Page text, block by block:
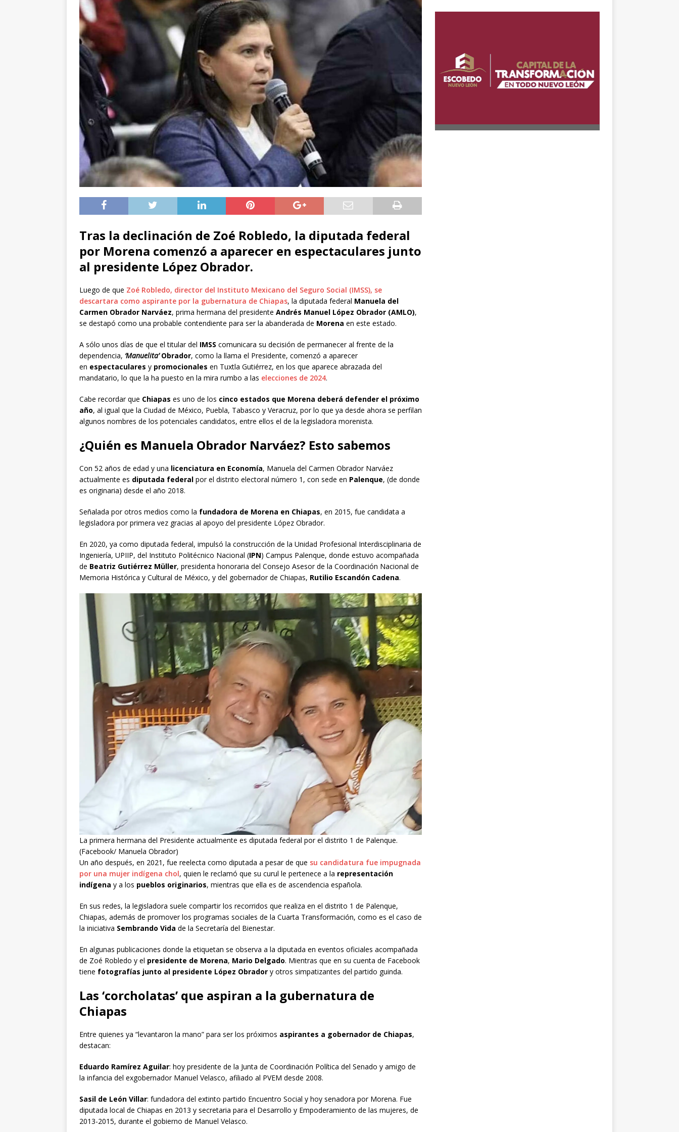
Tras la declinación de Zoé Robledo, la diputada federal
por Morena comenzó a aparecer en espectaculares junto
al presidente López Obrador.
Luego de que Zoé Robledo, director del Instituto Mexicano del Seguro Social (IMSS), se
descartara como aspirante por la gubernatura de Chiapas, la diputada federal Manuela del
Carmen Obrador Narváez, prima hermana del presidente Andrés Manuel López Obrador (AMLO),
se destapó como una probable contendiente para ser la abanderada de Morena en este estado.
A sólo unos días de que el titular del IMSS comunicara su decisión de permanecer al frente de la
dependencia, ‘Manuelita’Obrador, como la llama el Presidente, comenzó a aparecer
en espectaculares y promocionales en Tuxtla Gutiérrez, en los que aparece abrazada del
mandatario, lo que la ha puesto en la mira rumbo a las elecciones de 2024.
Cabe recordar que Chiapas es uno de los cinco estados que Morena deberá defender el próximo
año, al igual que la Ciudad de México, Puebla, Tabasco y Veracruz, por lo que ya desde ahora se perfilan
algunos nombres de los potenciales candidatos, entre ellos el de la legisladora morenista.
¿Quién es Manuela Obrador Narváez? Esto sabemos
Con 52 años de edad y una licenciatura en Economía, Manuela del Carmen Obrador Narváez
actualmente es diputada federal por el distrito electoral número 1, con sede en Palenque, (de donde
es originaria) desde el año 2018.
Señalada por otros medios como la fundadora de Morena en Chiapas, en 2015, fue candidata a
legisladora por primera vez gracias al apoyo del presidente López Obrador.
En 2020, ya como diputada federal, impulsó la construcción de la Unidad Profesional Interdisciplinaria de
Ingeniería, UPIIP, del Instituto Politécnico Nacional (IPN) Campus Palenque, donde estuvo acompañada
de Beatriz Gutiérrez Müller, presidenta honoraria del Consejo Asesor de la Coordinación Nacional de
Memoria Histórica y Cultural de México, y del gobernador de Chiapas, Rutilio Escandón Cadena.
La primera hermana del Presidente actualmente es diputada federal por el distrito 1 de Palenque.
(Facebook/ Manuela Obrador)
Un año después, en 2021, fue reelecta como diputada a pesar de que su candidatura fue impugnada
por una mujer indígena chol, quien le reclamó que su curul le pertenece a la representación
indígena y a los pueblos originarios, mientras que ella es de ascendencia española.
En sus redes, la legisladora suele compartir los recorridos que realiza en el distrito 1 de Palenque,
Chiapas, además de promover los programas sociales de la Cuarta Transformación, como es el caso de
la iniciativa Sembrando Vida de la Secretaría del Bienestar.
En algunas publicaciones donde la etiquetan se observa a la diputada en eventos oficiales acompañada
de Zoé Robledo y el presidente de Morena, Mario Delgado. Mientras que en su cuenta de Facebook
tiene fotografías junto al presidente López Obrador y otros simpatizantes del partido guinda.
Las ‘corcholatas’ que aspiran a la gubernatura de
Chiapas
Entre quienes ya “levantaron la mano” para ser los próximos aspirantes a gobernador de Chiapas,
destacan:
Eduardo Ramírez Aguilar: hoy presidente de la Junta de Coordinación Política del Senado y amigo de
la infancia del exgobernador Manuel Velasco, afiliado al PVEM desde 2008.
Sasil de León Villar: fundadora del extinto partido Encuentro Social y hoy senadora por Morena. Fue
diputada local de Chiapas en 2013 y secretaria para el Desarrollo y Empoderamiento de las mujeres, de
2013-2015, durante el gobierno de Manuel Velasco.